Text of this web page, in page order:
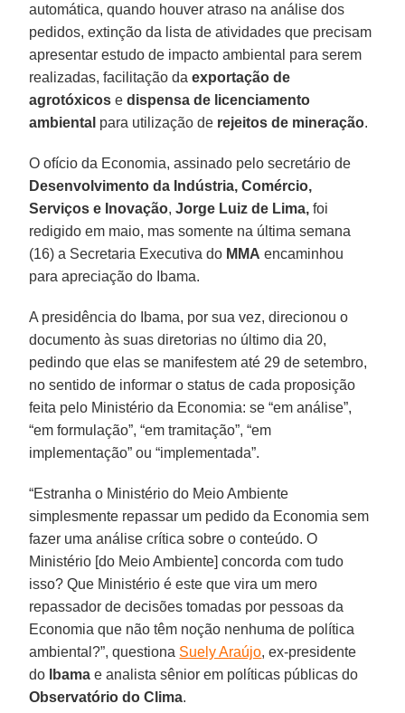
automática, quando houver atraso na análise dos
pedidos, extinção da lista de atividades que precisam
apresentar estudo de impacto ambiental para serem
realizadas, facilitação da exportação de
agrotóxicos edispensa de licenciamento
ambiental para utilização de rejeitos de mineração.
O ofício da Economia, assinado pelo secretário de
Desenvolvimento da Indústria, Comércio,
Serviços e Inovação,Jorge Luiz de Lima, foi
redigido em maio, mas somente na última semana
(16) a Secretaria Executiva do MMA encaminhou
para apreciação do Ibama.
A presidência do Ibama, por sua vez, direcionou o
documento às suas diretorias no último dia 20,
pedindo que elas se manifestem até 29 de setembro,
no sentido de informar o status de cada proposição
feita pelo Ministério da Economia: se “em análise”,
“em formulação”, “em tramitação”, “em
implementação” ou “implementada”.
“Estranha o Ministério do Meio Ambiente
simplesmente repassar um pedido da Economia sem
fazer uma análise crítica sobre o conteúdo. O
Ministério [do Meio Ambiente] concorda com tudo
isso? Que Ministério é este que vira um mero
repassador de decisões tomadas por pessoas da
Economia que não têm noção nenhuma de política
ambiental?”, questiona Suely Araújo, ex-presidente
do
Ibama e analista sênior em políticas públicas do
Observatório do Clima.